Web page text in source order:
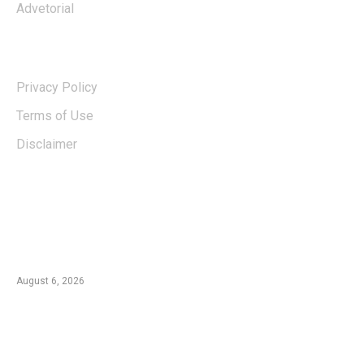
Advetorial
Privacy Policy
Terms of Use
Disclaimer
August 6, 2026